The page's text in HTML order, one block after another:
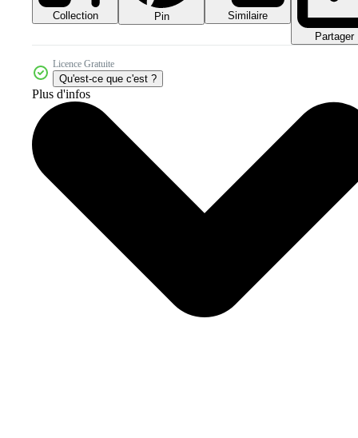
Collection Pin
Similaire
Partager
Licence Gratuite
Qu'est-ce que c'est ?
Plus d'infos